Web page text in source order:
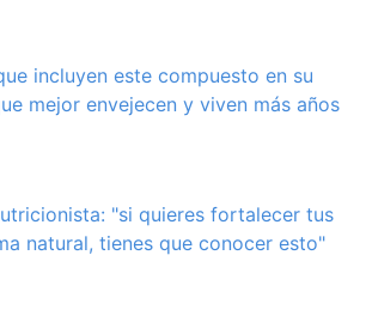
incluyen este compuesto en su
mejor envejecen y viven más años
"si quieres fortalecer tus
natural, tienes que conocer esto"